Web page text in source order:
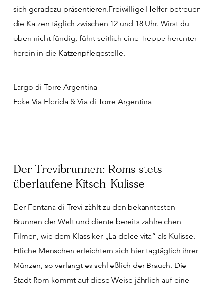
sich geradezu präsentieren.Freiwillige Helfer betreuen
die Katzen täglich zwischen 12 und 18 Uhr. Wirst du
oben nicht fündig, führt seitlich eine Treppe herunter –
herein in die Katzenpflegestelle.
Largo di Torre Argentina
Ecke Via Florida & Via di Torre Argentina
Der Trevibrunnen: Roms stets
überlaufene Kitsch-Kulisse
Der Fontana di Trevi zählt zu den bekanntesten
Brunnen der Welt und diente bereits zahlreichen
Filmen, wie dem Klassiker „La dolce vita“ als Kulisse.
Etliche Menschen erleichtern sich hier tagtäglich ihrer
Münzen, so verlangt es schließlich der Brauch. Die
Stadt Rom kommt auf diese Weise jährlich auf eine